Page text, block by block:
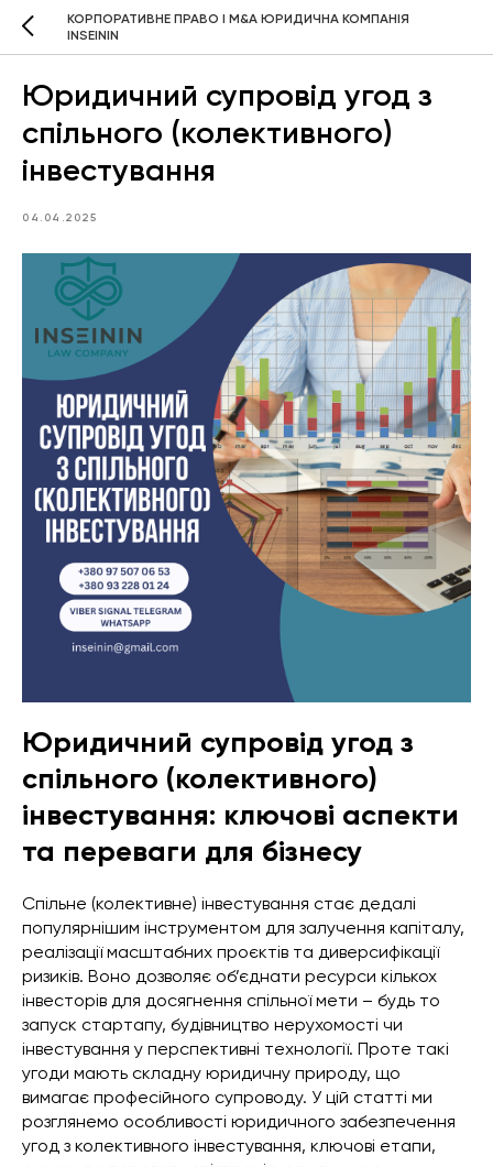
КОРПОРАТИВНЕ ПРАВО І M&A ЮРИДИЧНА КОМПАНІЯ
INSEININ
Юридичний супровід угод з
спільного (колективного)
інвестування
04.04.2025
Юридичний супровід угод з
спільного (колективного)
інвестування: ключові аспекти
та переваги для бізнесу
Спільне (колективне) інвестування стає дедалі
популярнішим інструментом для залучення капіталу,
реалізації масштабних проєктів та диверсифікації
ризиків. Воно дозволяє об’єднати ресурси кількох
інвесторів для досягнення спільної мети – будь то
запуск стартапу, будівництво нерухомості чи
інвестування у перспективні технології. Проте такі
угоди мають складну юридичну природу, що
вимагає професійного супроводу. У цій статті ми
розглянемо особливості юридичного забезпечення
угод з колективного інвестування, ключові етапи,